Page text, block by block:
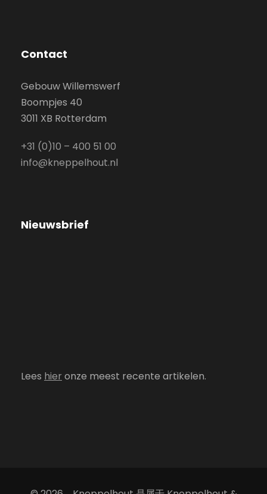
Contact
Gebouw Willemswerf
Boompjes 40
3011 XB Rotterdam
+31 (0)10 – 400 51 00
info@kneppelhout.nl
Nieuwsbrief
Lees hier onze meest recente artikelen.